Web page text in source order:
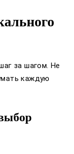
за шагом. Не
каждую